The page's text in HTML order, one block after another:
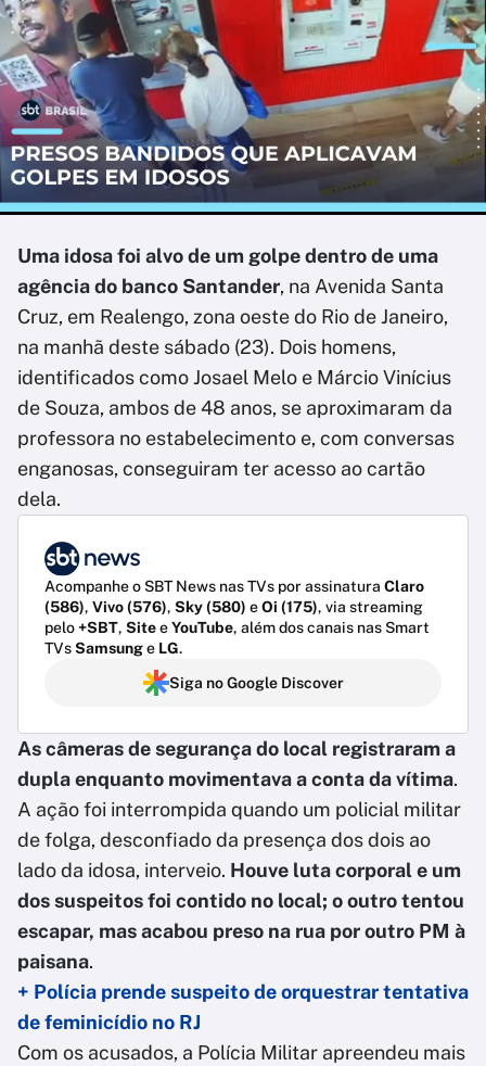
Uma idosa foi alvo de um golpe dentro de uma
agência do banco Santander, na Avenida Santa
Cruz, em Realengo, zona oeste do Rio de Janeiro,
na manhã deste sábado (23). Dois homens,
identificados como Josael Melo e Márcio Vinícius
de Souza, ambos de 48 anos, se aproximaram da
professora no estabelecimento e, com conversas
enganosas, conseguiram ter acesso ao cartão
dela.
Acompanhe o SBT News nas TVs por assinatura Claro
(586), Vivo (576), Sky (580) eOi (175), via streaming
pelo+SBT, SiteeYouTube, além dos canais nas Smart
TVsSamsunge LG.
Siga no Google Discover
As câmeras de segurança do local registraram a
dupla enquanto movimentava a conta da vítima.
A ação foi interrompida quando um policial militar
de folga, desconfiado da presença dos dois ao
lado da idosa, interveio. Houve luta corporal e um
dos suspeitos foi contido no local; o outro tentou
escapar, mas acabou preso na rua por outro PM à
paisana.
+ Polícia prende suspeito de orquestrar tentativa
de feminicídio no RJ
Com os acusados, a Polícia Militar apreendeu mais